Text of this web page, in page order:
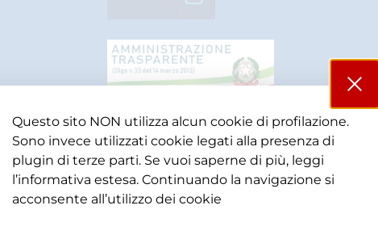
Questo sito NON utilizza alcun cookie di profilazione.
Sono invece utilizzati cookie legati alla presenza di
plugin di terze parti. Se vuoi saperne di più, leggi
l’informativa estesa. Continuando la navigazione si
acconsente all’utilizzo dei cookie​